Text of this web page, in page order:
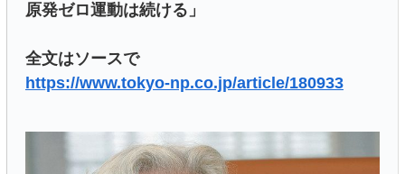
原発ゼロ運動は続ける」
全文はソースで
https://www.tokyo-np.co.jp/article/180933